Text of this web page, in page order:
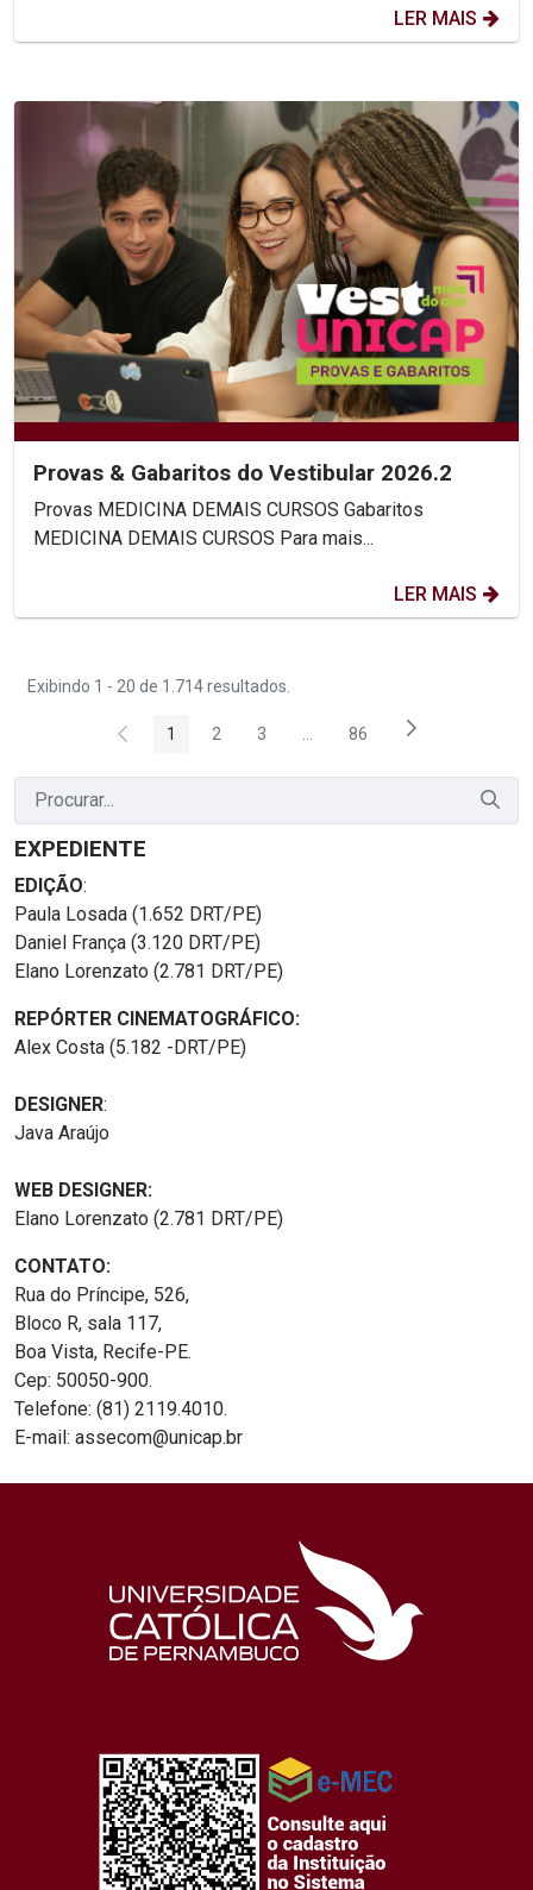
LER MAIS
Provas & Gabaritos do Vestibular 2026.2
Provas MEDICINA DEMAIS CURSOS Gabaritos
MEDICINA DEMAIS CURSOS Para mais...
LER MAIS
Exibindo 1 - 20 de 1.714 resultados.
Página
1 Página
2 Página
3 Páginas intermediárias Usar
Página
86
EXPEDIENTE
EDIÇÃO:
Paula Losada (1.652 DRT/PE)
Daniel França (3.120 DRT/PE)
Elano Lorenzato (2.781 DRT/PE)
REPÓRTER CINEMATOGRÁFICO:
Alex Costa (5.182 -DRT/PE)
DESIGNER:
Java Araújo
WEB DESIGNER:
Elano Lorenzato (2.781 DRT/PE)
CONTATO:
Rua do Príncipe, 526,
Bloco R, sala 117,
Boa Vista, Recife-PE.
Cep: 50050-900.
Telefone: (81) 2119.4010.
E-mail: assecom@unicap.br